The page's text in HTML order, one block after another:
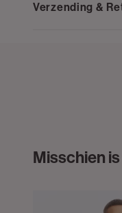
Verzending &
Misschien